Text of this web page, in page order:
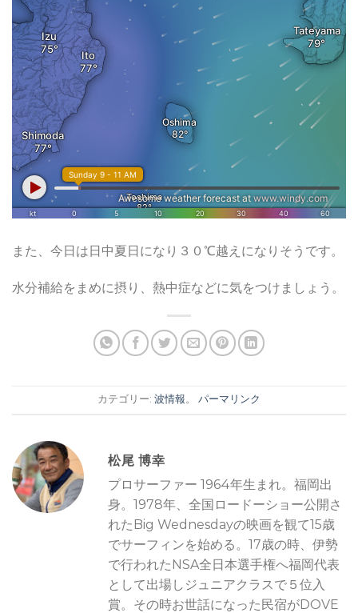
また、今日は日中夏日になり３０℃越えになりそうです。
水分補給をまめに摂り、熱中症などに気をつけましょう。
カテゴリー: 波情報。 パーマリンク
松尾 博幸
プロサーファー 1964年生まれ。福岡出
身。1978年、全国ロードーショー公開さ
れたBig Wednesdayの映画を観て15歳
でサーフィンを始める。17歳の時、伊勢
で行われたNSA全日本選手権へ福岡代表
として出場しジュニアクラスで５位入
賞。その時お世話になった民宿がDOVE